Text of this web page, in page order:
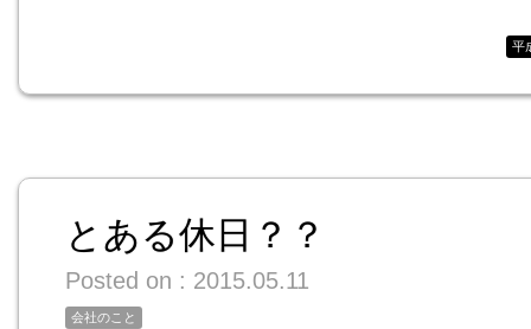
平
とある休日？？
Posted on : 2015.05.11
会社のこと